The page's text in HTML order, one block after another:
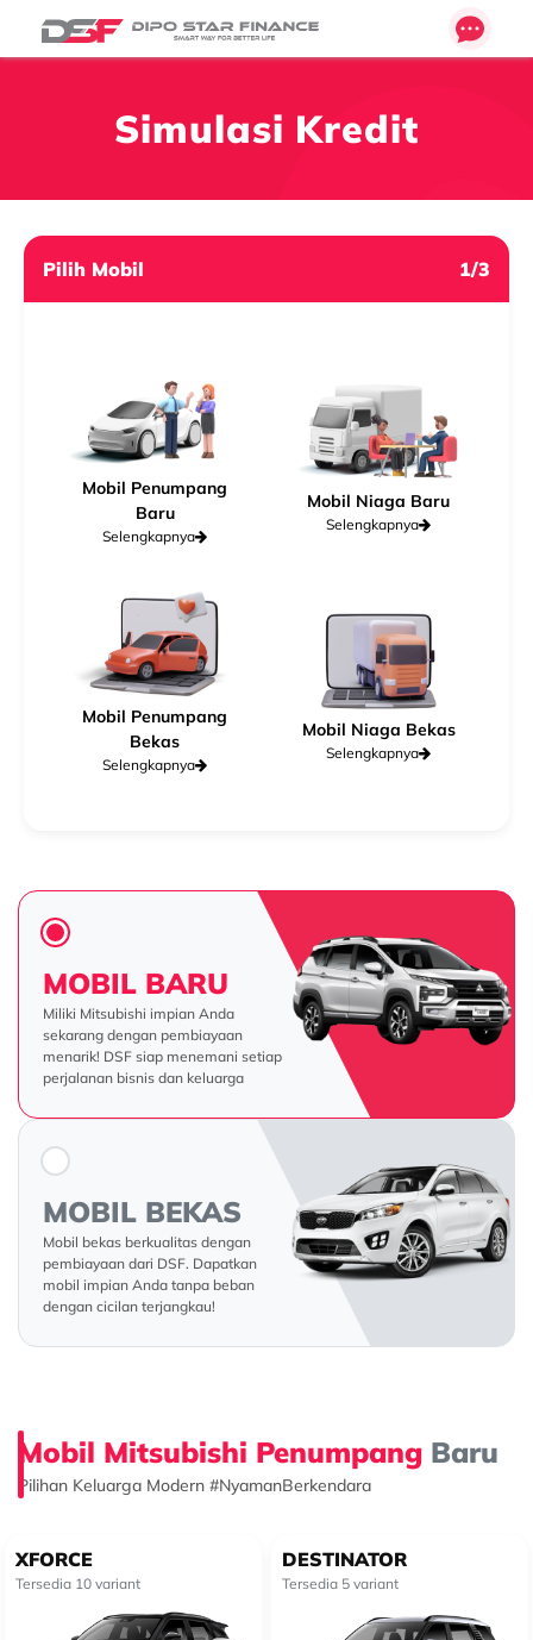
Simulasi Kredit
Pilih Mobil 1/3
Mobil Penumpang
Baru
Selengkapnya
Mobil Niaga Baru
Selengkapnya
Mobil Penumpang
Bekas
Selengkapnya
Mobil Niaga Bekas
Selengkapnya
MOBIL BARU
Miliki Mitsubishi impian Anda
sekarang dengan pembiayaan
menarik! DSF siap menemani setiap
perjalanan bisnis dan keluarga
MOBIL BEKAS
Mobil bekas berkualitas dengan
pembiayaan dari DSF. Dapatkan
mobil impian Anda tanpa beban
dengan cicilan terjangkau!
Mobil Mitsubishi Penumpang Baru
Pilihan Keluarga Modern #NyamanBerkendara
XFORCE
Tersedia 10 variant
DESTINATOR
Tersedia 5 variant